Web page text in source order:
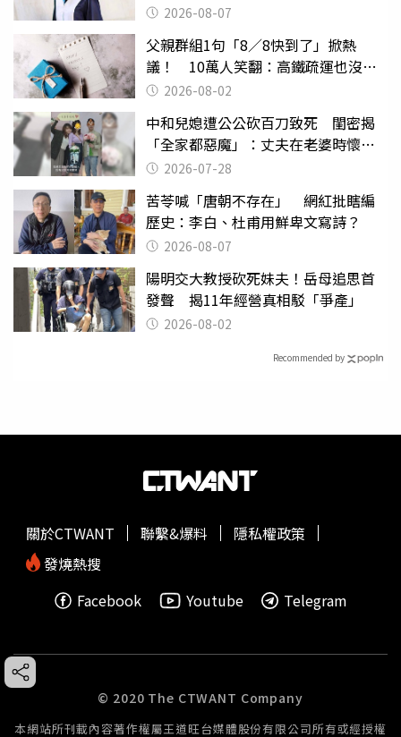
2026-08-07
父親群組1句「8／8快到了」掀熱
議！ 10萬人笑翻：高鐵疏運也沒列
父親節
2026-08-02
中和兒媳遭公公砍百刀致死 閨密揭
「全家都惡魔」：丈夫在老婆時懷孕
摔東西
2026-07-28
苦苓喊「唐朝不存在」 網紅批瞎編
歷史：李白、杜甫用鮮卑文寫詩？
2026-08-07
陽明交大教授砍死妹夫！岳母追思首
發聲 揭11年經營真相駁「爭產」
2026-08-02
Recommended by
關於CTWANT 聯繫&爆料
隱私權政策
發燒熱搜
Facebook
Youtube Telegram
© 2020 The CTWANT Company
本網站所刊載內容著作權屬王道旺台媒體股份有限公司所有或經授權